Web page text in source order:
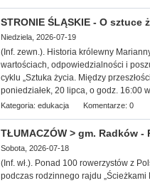
STRONIE ŚLĄSKIE - O
Niedziela, 2026-07-19
(Inf. zewn.). Historia królewny
wartościach, odpowiedzialności i
cyklu „Sztuka życia. Między
poniedziałek, 20 lipca, o godz. 16:00
Kategoria: edukacja Komentarze: 0
TŁUMACZÓW > gm. Radków
Sobota, 2026-07-18
(Inf. wł.). Ponad 100 rowerzystów z
podczas rodzinnego rajdu „Ścieżkami